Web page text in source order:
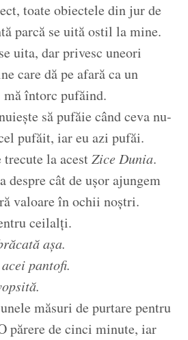
toate obiectele din jur de
parcă se uită ostil la mine.
uita, dar privesc uneori
care dă pe afară ca un
mă întorc pufăind.
să pufăie când ceva nu-
pufăit, iar eu azi pufăi.
la acestZice Dunia.
despre cât de ușor ajungem
valoare în ochii noștri.
ceilalți.
așa.
pantofi.
măsuri de purtare pentru
părere de cinci minute, iar